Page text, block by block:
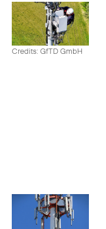
Credits: GfTD GmbH